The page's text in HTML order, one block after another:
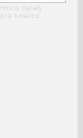
detaily
kolekce